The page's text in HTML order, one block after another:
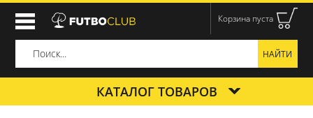
Корзина пуста
КАТАЛОГ ТОВАРОВ